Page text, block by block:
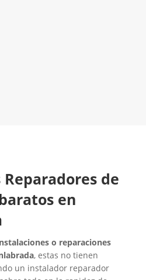
de
en
o reparaciones
, estas no tienen
un instalador reparador